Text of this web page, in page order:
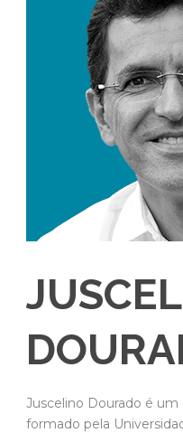
Juscelino Dourado é
formado pela